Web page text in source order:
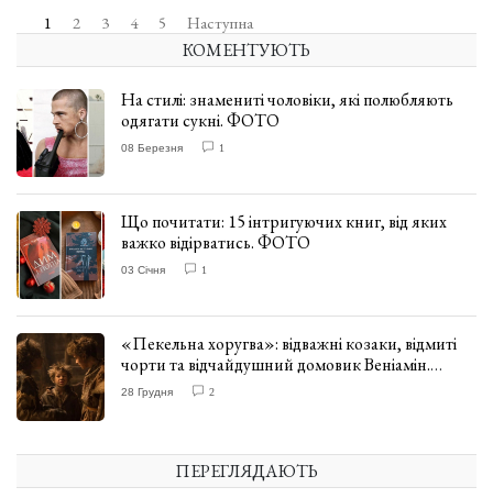
1 2 3 4 5 Наступна
КОМЕНТУЮТЬ
На стилі: знамениті чоловіки, які полюбляють
одягати сукні. ФОТО
08 Березня 1
Що почитати: 15 інтригуючих книг, від яких
важко відірватись. ФОТО
03 Січня 1
«Пекельна хоругва»: відважні козаки, відмиті
чорти та відчайдушний домовик Веніамін.
ВІДГУК
28 Грудня 2
ПЕРЕГЛЯДАЮТЬ